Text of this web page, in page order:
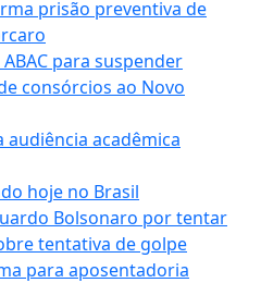
prisão preventiva de
para suspender
consórcios ao Novo
audiência acadêmica
hoje no Brasil
Bolsonaro por tentar
tentativa de golpe
para aposentadoria